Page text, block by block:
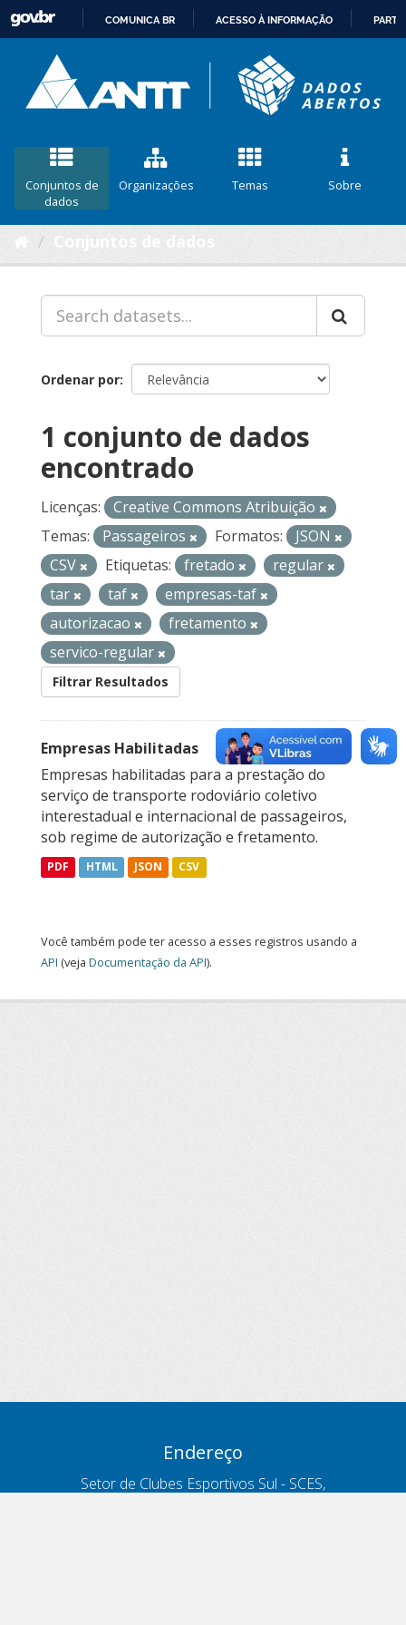
CONTEÚDO
COMUNICA BR ACESSO À INFORMAÇÃO
Conjuntos de
dados
Organizações Temas Sobre
Ordenar por
1 conjunto de dados
encontrado
Licenças:
Creative Commons Atribuição
Temas:
Passageiros Formatos:
JSON
CSV
Etiquetas: fretado
regular
tar
taf
empresas-taf
autorizacao
fretamento
servico-regular
Filtrar Resultados
Empresas Habilitadas
Empresas habilitadas para a prestação do
serviço de transporte rodoviário coletivo
interestadual e internacional de passageiros,
sob regime de autorização e fretamento.
PDF HTML JSON CSV
Você também pode ter acesso a esses registros usando a
API (veja Documentação da API).
Endereço
Setor de Clubes Esportivos Sul - SCES,